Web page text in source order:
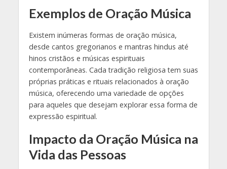
Exemplos de Oração Música
Existem inúmeras formas de oração música,
desde cantos gregorianos e mantras hindus até
hinos cristãos e músicas espirituais
contemporâneas. Cada tradição religiosa tem suas
próprias práticas e rituais relacionados à oração
música, oferecendo uma variedade de opções
para aqueles que desejam explorar essa forma de
expressão espiritual.
Impacto da Oração Música na
Vida das Pessoas